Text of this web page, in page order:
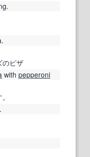
のピザ
with pepperoni